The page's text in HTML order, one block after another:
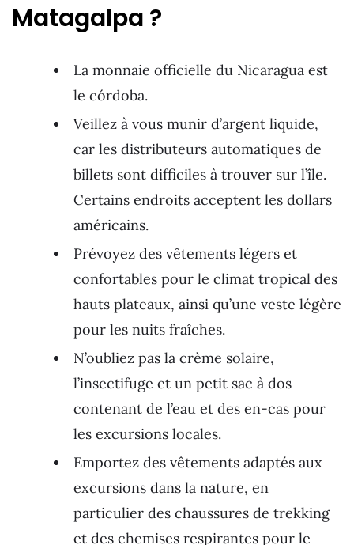
Matagalpa ?
La monnaie officielle du Nicaragua est
le córdoba.
Veillez à vous munir d’argent liquide,
car les distributeurs automatiques de
billets sont difficiles à trouver sur l’île.
Certains endroits acceptent les dollars
américains.
Prévoyez des vêtements légers et
confortables pour le climat tropical des
hauts plateaux, ainsi qu’une veste légère
pour les nuits fraîches.
N’oubliez pas la crème solaire,
l’insectifuge et un petit sac à dos
contenant de l’eau et des en-cas pour
les excursions locales.
Emportez des vêtements adaptés aux
excursions dans la nature, en
particulier des chaussures de trekking
et des chemises respirantes pour le